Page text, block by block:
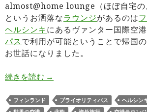
almost@home lounge（ほぼ自宅の
というお洒落なラウンジがあるのは
ヘルシンキにあるヴァンター国際空港
パスで利用が可能ということで帰国
お世話になりました。
続きを読む ヘルシンキヴァンター空港
→
フィンランド プライオリティパス ヘルシン